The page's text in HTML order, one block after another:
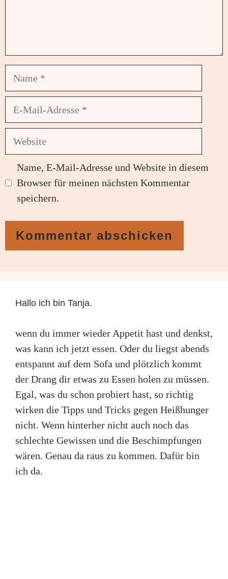
Website
Name, E-Mail-Adresse und Website in diesem
Browser für meinen nächsten Kommentar
speichern.
Hallo ich bin Tanja.
wenn du immer wieder Appetit hast und denkst,
was kann ich jetzt essen. Oder du liegst abends
entspannt auf dem Sofa und plötzlich kommt
der Drang dir etwas zu Essen holen zu müssen.
Egal, was du schon probiert hast, so richtig
wirken die Tipps und Tricks gegen Heißhunger
nicht. Wenn hinterher nicht auch noch das
schlechte Gewissen und die Beschimpfungen
wären. Genau da raus zu kommen. Dafür bin
ich da.